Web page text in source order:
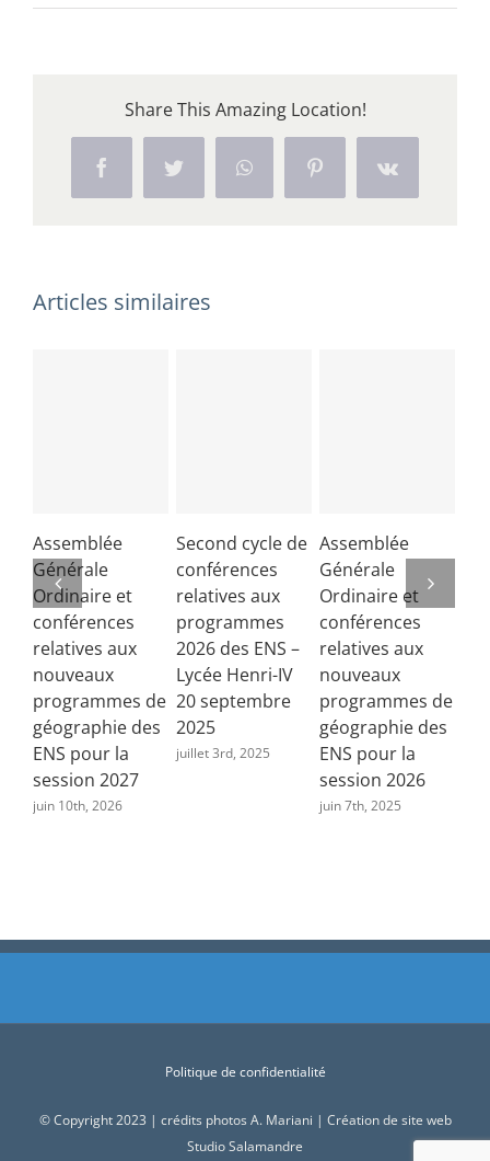
Second
relatives
programmes
de
–
Paris
Share This Amazing Location!
FacebookTwitter WhatsAppPinterestVk
Articles similaires
Assemblée
Générale
Ordinaire et
conférences
relatives aux
nouveaux
programmes de
géographie des
ENS pour la
session 2027
juin 10th, 2026
Second cycle de
conférences
relatives aux
programmes
2026 des ENS –
Lycée Henri-IV
20 septembre
2025
juillet 3rd, 2025
Assemblée
Générale
Ordinaire et
conférences
relatives aux
nouveaux
programmes de
géographie des
ENS pour la
session 2026
juin 7th, 2025
Politique de confidentialité
© Copyright 2023 | crédits photos A. Mariani | Création de site web
Studio Salamandre